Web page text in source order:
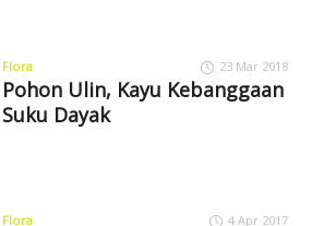
Flora 23 Mar 2018
Pohon Ulin, Kayu Kebanggaan
Suku Dayak
Flora 4 Apr 2017